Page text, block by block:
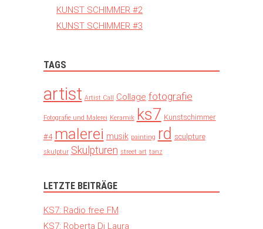
KUNST SCHIMMER #2
KUNST SCHIMMER #3
TAGS
artist Artist Call Collage fotografie
Fotografie und Malerei Keramik ks7 Kunstschimmer
#4 malerei musik painting rd sculpture
skulptur Skulpturen street art tanz
LETZTE BEITRÄGE
KS7: Radio free FM
KS7: Roberta Di Laura